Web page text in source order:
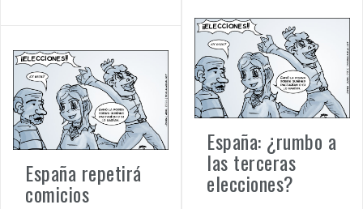
España: ¿rumbo a
las terceras
elecciones?
España repetirá
comicios